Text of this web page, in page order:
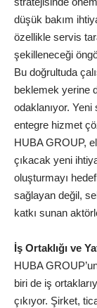
düşük bakım
özellikle servis
şekilleneceği
Bu doğrultuda
beklemek yerine
odaklanıyor.
entegre hizmet
HUBA GROUP,
çıkacak yeni
oluşturmayı
sağlayan değil,
katkı sunan
İş Ortaklığı ve
HUBA
biri de iş
çıkıyor. Şirket,